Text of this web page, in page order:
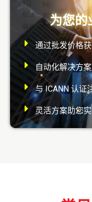
为您的
通过批发价格
自动化解决方
与 ICANN 认证
灵活方案助您